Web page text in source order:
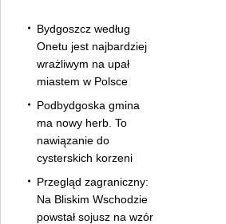
Bydgoszcz według
Onetu jest najbardziej
wrażliwym na upał
miastem w Polsce
Podbydgoska gmina
ma nowy herb. To
nawiązanie do
cysterskich korzeni
Przegląd zagraniczny:
Na Bliskim Wschodzie
powstał sojusz na wzór